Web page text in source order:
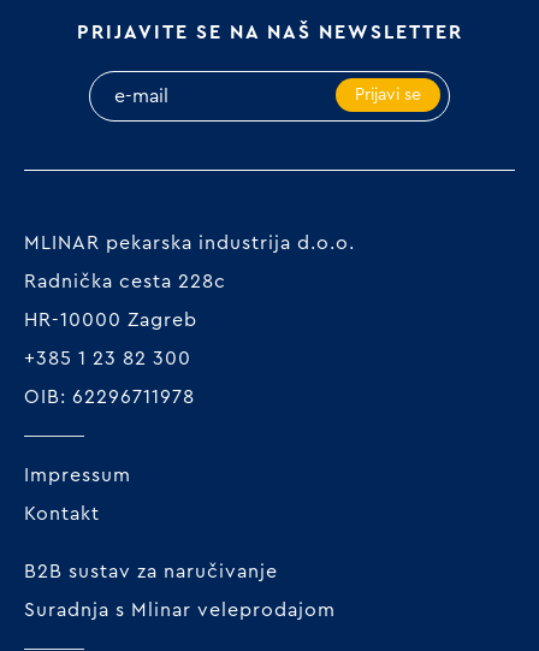
PRIJAVITE SE NA NAŠ NEWSLETTER
Prijavi se
MLINAR pekarska industrija d.o.o.
Radnička cesta 228c
HR-10000 Zagreb
+385 1 23 82 300
OIB: 62296711978
Impressum
Kontakt
B2B sustav za naručivanje
Suradnja s Mlinar veleprodajom